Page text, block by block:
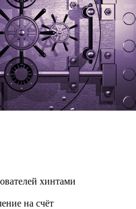
хинтами
на счёт